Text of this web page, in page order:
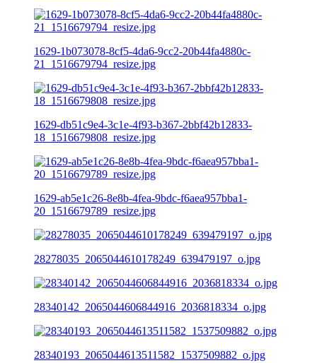
1629-1b073078-8cf5-4da6-9cc2-20b44fa4880c-
21_1516679794_resize.jpg
1629-db51c9e4-3c1e-4f93-b367-2bbf42b12833-
18_1516679808_resize.jpg
1629-ab5e1c26-8e8b-4fea-9bdc-f6aea957bba1-
20_1516679789_resize.jpg
28278035_2065044610178249_639479197_o.jpg
28340142_2065044606844916_2036818334_o.jpg
28340193_2065044613511582_1537509882_o.jpg